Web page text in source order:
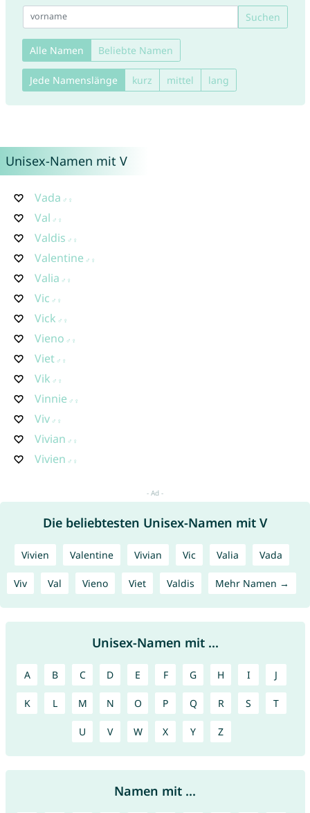
Suchen
Alle Namen Beliebte Namen
Jede Namenslänge kurz mittel lang
Unisex-Namen mit V
Vada
Val
Valdis
Valentine
Valia
Vic
Vick
Vieno
Viet
Vik
Vinnie
Viv
Vivian
Vivien
Die beliebtesten Unisex-Namen mit V
Vivien Valentine Vivian Vic Valia Vada
Viv Val Vieno Viet Valdis Mehr Namen →
Unisex-Namen mit ...
A B C D E F G H I J
K L M N O P Q R S T
U V W X Y Z
Namen mit ...